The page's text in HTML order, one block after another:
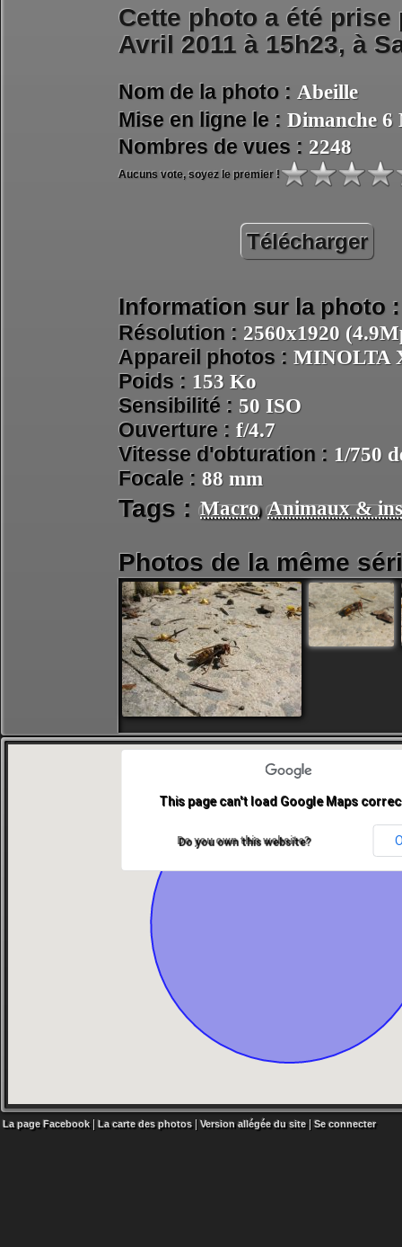
Cette photo a été
Avril 2011 à 15h23, à
Nom de la photo : Abeille
Mise en ligne le : Dimanche 6
Nombres de vues : 2248
Aucuns vote, soyez le premier !
Télécharger
Information sur la photo :
Résolution : 2560x1920
Appareil photos : MINOLTA
Poids : 153 Ko
Sensibilité : 50 ISO
Ouverture : f/4.7
Vitesse d'obturation : 1/750
Focale : 88 mm
Tags : Macro Animaux &
Photos de la même
This page can't load Google Maps
Do you own this website?
La page Facebook| La carte des photos |Version allégée du site| Se connecter